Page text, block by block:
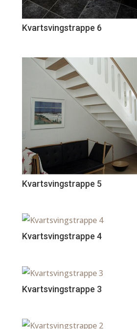
Kvartsvingstrappe 6
Kvartsvingstrappe 5
Kvartsvingstrappe 4
Kvartsvingstrappe 3